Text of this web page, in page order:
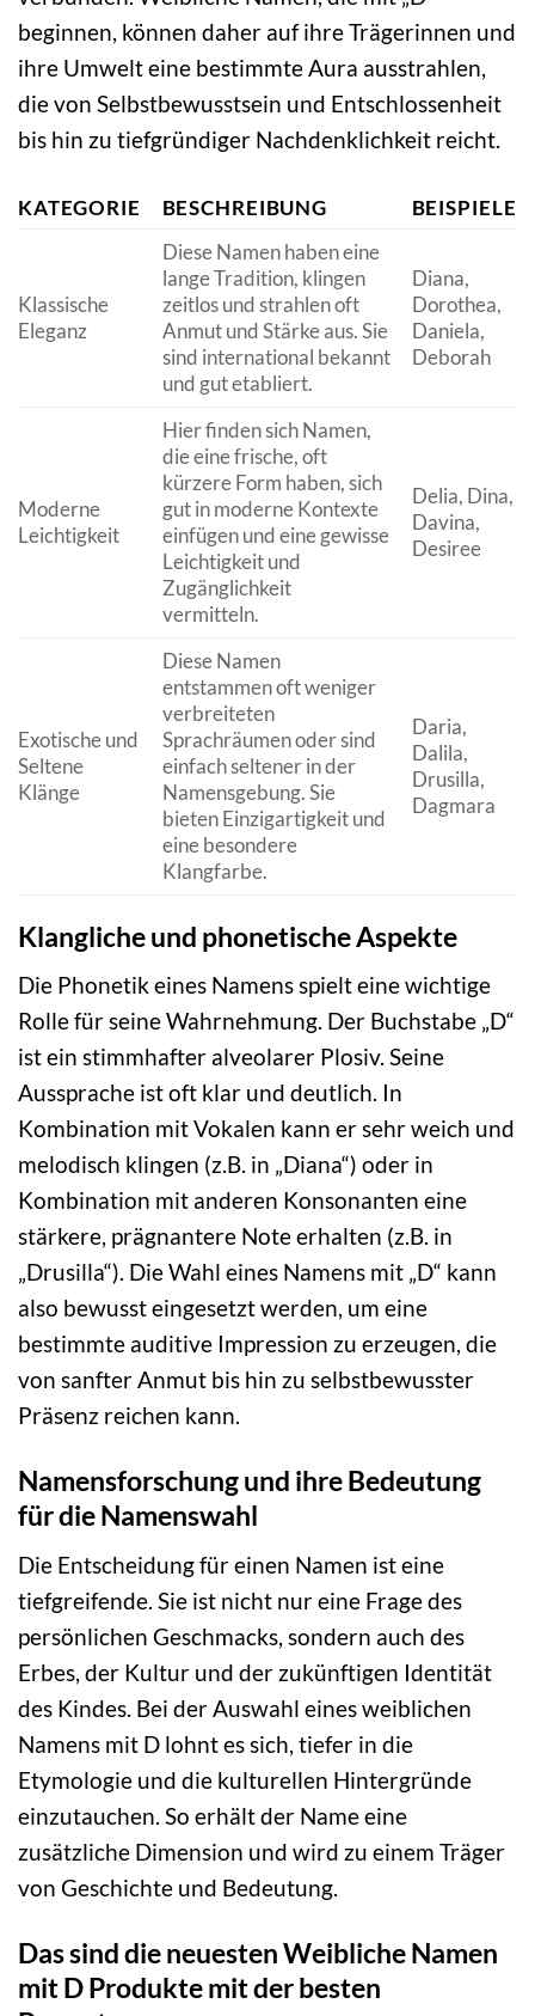
beginnen, können daher auf ihre Trägerinnen und
ihre Umwelt eine bestimmte Aura ausstrahlen,
die von Selbstbewusstsein und Entschlossenheit
bis hin zu tiefgründiger Nachdenklichkeit reicht.
KATEGORIE BESCHREIBUNG BEISPIELE
Klassische
Eleganz
Diese Namen haben eine
lange Tradition, klingen
zeitlos und strahlen oft
Anmut und Stärke aus. Sie
sind international bekannt
und gut etabliert.
Diana,
Dorothea,
Daniela,
Deborah
Moderne
Leichtigkeit
Hier finden sich Namen,
die eine frische, oft
kürzere Form haben, sich
gut in moderne Kontexte
einfügen und eine gewisse
Leichtigkeit und
Zugänglichkeit
vermitteln.
Delia, Dina,
Davina,
Desiree
Exotische und
Seltene
Klänge
Diese Namen
entstammen oft weniger
verbreiteten
Sprachräumen oder sind
einfach seltener in der
Namensgebung. Sie
bieten Einzigartigkeit und
eine besondere
Klangfarbe.
Daria,
Dalila,
Drusilla,
Dagmara
Klangliche und phonetische Aspekte
Die Phonetik eines Namens spielt eine wichtige
Rolle für seine Wahrnehmung. Der Buchstabe „D“
ist ein stimmhafter alveolarer Plosiv. Seine
Aussprache ist oft klar und deutlich. In
Kombination mit Vokalen kann er sehr weich und
melodisch klingen (z.B. in „Diana“) oder in
Kombination mit anderen Konsonanten eine
stärkere, prägnantere Note erhalten (z.B. in
„Drusilla“). Die Wahl eines Namens mit „D“ kann
also bewusst eingesetzt werden, um eine
bestimmte auditive Impression zu erzeugen, die
von sanfter Anmut bis hin zu selbstbewusster
Präsenz reichen kann.
Namensforschung und ihre Bedeutung
für die Namenswahl
Die Entscheidung für einen Namen ist eine
tiefgreifende. Sie ist nicht nur eine Frage des
persönlichen Geschmacks, sondern auch des
Erbes, der Kultur und der zukünftigen Identität
des Kindes. Bei der Auswahl eines weiblichen
Namens mit D lohnt es sich, tiefer in die
Etymologie und die kulturellen Hintergründe
einzutauchen. So erhält der Name eine
zusätzliche Dimension und wird zu einem Träger
von Geschichte und Bedeutung.
Das sind die neuesten Weibliche Namen
mit D Produkte mit der besten